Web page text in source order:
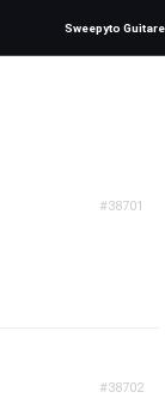
Sweepyto Guitare
#38701
#38702